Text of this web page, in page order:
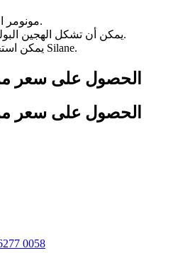
مونومر السيلوكسان الدوري.
يمكن أن تشكل الهجين البوليمرات غير العضوية.
يمكن استخدامها كعامل تقليل Silane.
الحصول على سعر
الحصول على سعر
0058